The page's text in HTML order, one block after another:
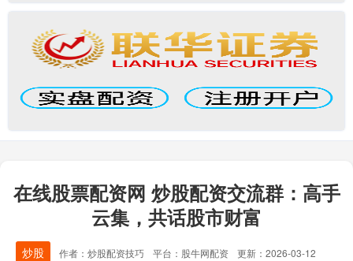
在线股票配资网 炒股配资交流群：高手
云集，共话股市财富
炒股 作者：炒股配资技巧 平台：股牛网配资
更新：2026-03-12